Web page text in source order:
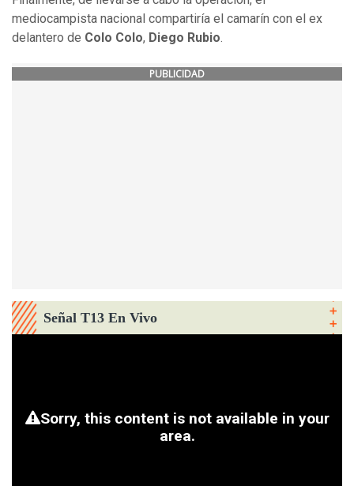
mediocampista nacional compartiría el camarín con el ex
delantero de Colo Colo, Diego Rubio.
PUBLICIDAD
Señal T13 En Vivo